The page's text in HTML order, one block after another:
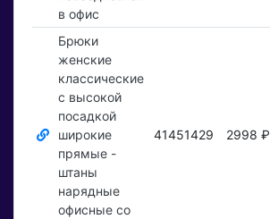
в офис
Брюки
женские
классические
с высокой
посадкой
широкие
прямые -
штаны
нарядные
офисные со
41451429 2998 ₽